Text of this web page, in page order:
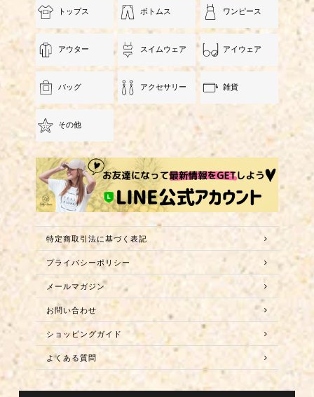
トップス ボトムス ワンピース
アウター スイムウェア アイウェア
バッグ アクセサリー 雑貨
その他
特定商取引法に基づく表記
プライバシーポリシー
メールマガジン
お問い合わせ
ショッピングガイド
よくある質問